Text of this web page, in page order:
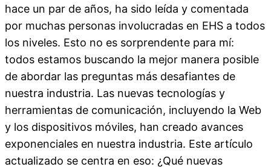
hace un par de años, ha sido leída y comentada
por muchas personas involucradas en EHS a todos
los niveles. Esto no es sorprendente para mí:
todos estamos buscando la mejor manera posible
de abordar las preguntas más desafiantes de
nuestra industria. Las nuevas tecnologías y
herramientas de comunicación, incluyendo la Web
y los dispositivos móviles, han creado avances
exponenciales en nuestra industria. Este artículo
actualizado se centra en eso: ¿Qué nuevas